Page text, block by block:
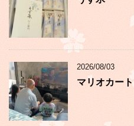
2026/08/03
マリオカート